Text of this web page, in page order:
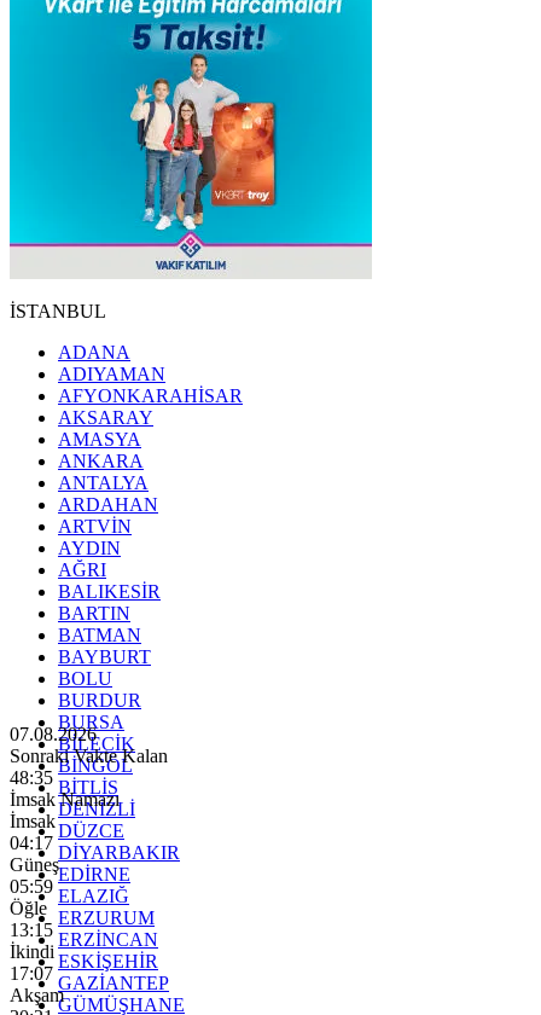
İSTANBUL
ADANA
ADIYAMAN
AFYONKARAHİSAR
AKSARAY
AMASYA
ANKARA
ANTALYA
ARDAHAN
ARTVİN
AYDIN
AĞRI
BALIKESİR
BARTIN
BATMAN
BAYBURT
BOLU
BURDUR
BURSA
BİLECİK
BİNGÖL
BİTLİS
DENİZLİ
DÜZCE
DİYARBAKIR
EDİRNE
ELAZIĞ
ERZURUM
ERZİNCAN
ESKİŞEHİR
GAZİANTEP
GÜMÜŞHANE
07.08.2026
Sonraki Vakte Kalan
48:33
İmsak Namazı
İmsak
04:17
Güneş
05:59
Öğle
13:15
İkindi
17:07
Akşam